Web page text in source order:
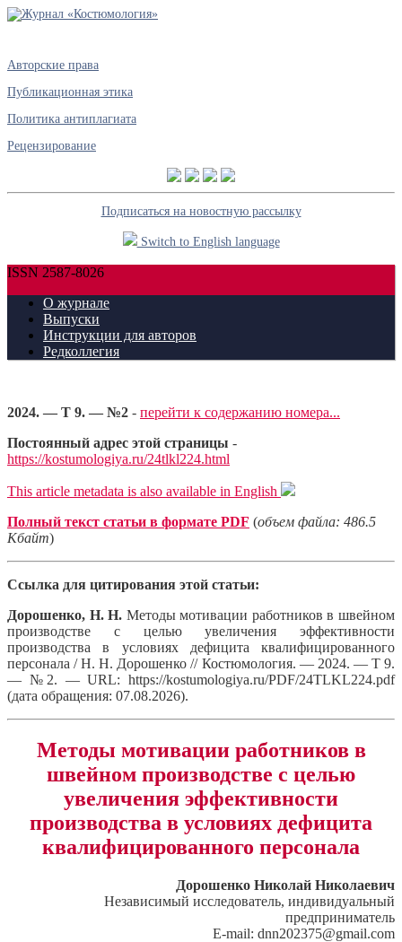
Авторские права
Публикационная этика
Политика антиплагиата
Рецензирование
Подписаться на новостную рассылку
Switch to English language
ISSN 2587-8026
О журнале
Выпуски
Инструкции для авторов
Редколлегия
2024. — Т 9. — №2 - перейти к содержанию номера...
Постоянный адрес этой страницы -
https://kostumologiya.ru/24tlkl224.html
This article metadata is also available in English
Полный текст статьи в формате PDF (объем файла: 486.5
Кбайт)
Ссылка для цитирования этой статьи:
Дорошенко, Н. Н. Методы мотивации работников в швейном
производстве с целью увеличения эффективности
производства в условиях дефицита квалифицированного
персонала / Н. Н. Дорошенко // Костюмология. — 2024. — Т 9.
— №2. — URL: https://kostumologiya.ru/PDF/24TLKL224.pdf
(дата обращения: 07.08.2026).
Методы мотивации работников в
швейном производстве с целью
увеличения эффективности
производства в условиях дефицита
квалифицированного персонала
Дорошенко Николай Николаевич
Независимый исследователь, индивидуальный
предприниматель
E-mail: dnn202375@gmail.com